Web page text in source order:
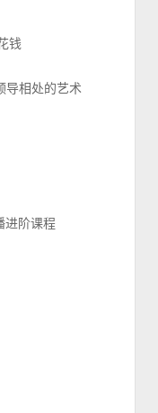
钱
导相处的艺术
进阶课程